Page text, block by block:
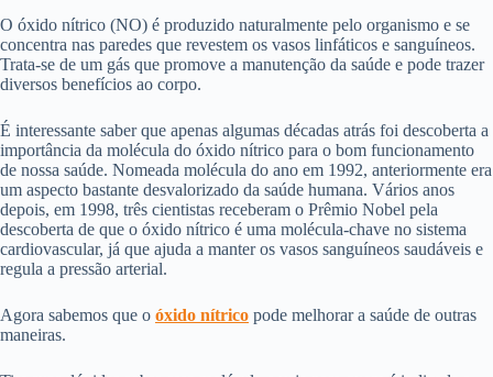
O óxido nítrico (NO) é produzido naturalmente pelo organismo e se
concentra nas paredes que revestem os vasos linfáticos e sanguíneos.
Trata-se de um gás que promove a manutenção da saúde e pode trazer
diversos benefícios ao corpo.
É interessante saber que apenas algumas décadas atrás foi descoberta a
importância da molécula do óxido nítrico para o bom funcionamento
de nossa saúde. Nomeada molécula do ano em 1992, anteriormente era
um aspecto bastante desvalorizado da saúde humana. Vários anos
depois, em 1998, três cientistas receberam o Prêmio Nobel pela
descoberta de que o óxido nítrico é uma molécula-chave no sistema
cardiovascular, já que ajuda a manter os vasos sanguíneos saudáveis e
regula a pressão arterial.
Agora sabemos que o óxido nítrico pode melhorar a saúde de outras
maneiras.